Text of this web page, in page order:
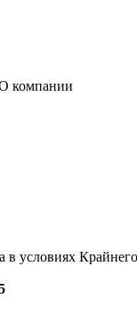
в условиях